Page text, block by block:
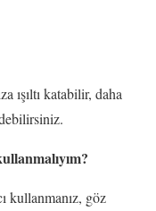
ışıltı katabilir, daha
kullanmanız, göz